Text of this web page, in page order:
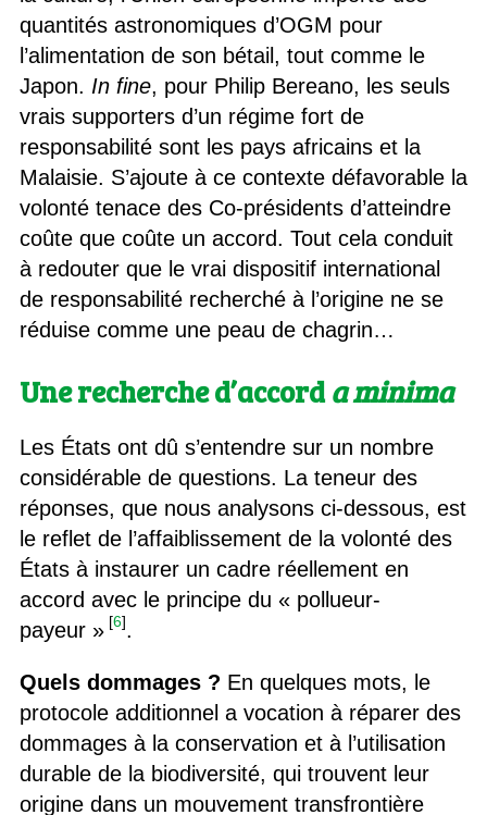
quantités astronomiques d’OGM pour
l’alimentation de son bétail, tout comme le
Japon. In fine, pour Philip Bereano, les seuls
vrais supporters d’un régime fort de
responsabilité sont les pays africains et la
Malaisie. S’ajoute à ce contexte défavorable la
volonté tenace des Co-présidents d’atteindre
coûte que coûte un accord. Tout cela conduit
à redouter que le vrai dispositif international
de responsabilité recherché à l’origine ne se
réduise comme une peau de chagrin…
Une recherche d’accorda minima
Les États ont dû s’entendre sur un nombre
considérable de questions. La teneur des
réponses, que nous analysons ci-dessous, est
le reflet de l’affaiblissement de la volonté des
États à instaurer un cadre réellement en
accord avec le principe du « pollueur-
payeur » [6].
Quels dommages ? En quelques mots, le
protocole additionnel a vocation à réparer des
dommages à la conservation et à l’utilisation
durable de la biodiversité, qui trouvent leur
origine dans un mouvement transfrontière